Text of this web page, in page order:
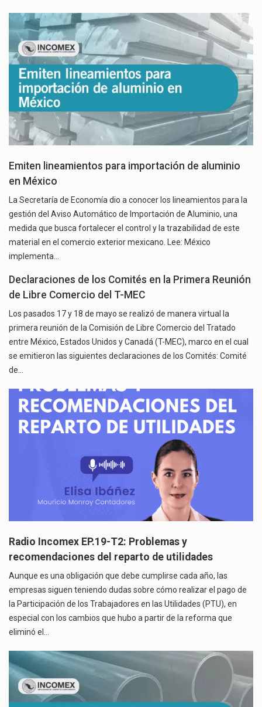
Emiten lineamientos para importación de aluminio
en México
La Secretaría de Economía dio a conocer los lineamientos para la
gestión del Aviso Automático de Importación de Aluminio, una
medida que busca fortalecer el control y la trazabilidad de este
material en el comercio exterior mexicano. Lee: México
implementa…
Declaraciones de los Comités en la Primera Reunión
de Libre Comercio del T-MEC
Los pasados 17 y 18 de mayo se realizó de manera virtual la
primera reunión de la Comisión de Libre Comercio del Tratado
entre México, Estados Unidos y Canadá (T-MEC), marco en el cual
se emitieron las siguientes declaraciones de los Comités: Comité
de…
Radio Incomex EP.19-T2: Problemas y
recomendaciones del reparto de utilidades
Aunque es una obligación que debe cumplirse cada año, las
empresas siguen teniendo dudas sobre cómo realizar el pago de
la Participación de los Trabajadores en las Utilidades (PTU), en
especial con los cambios que hubo a partir de la reforma que
eliminó el…